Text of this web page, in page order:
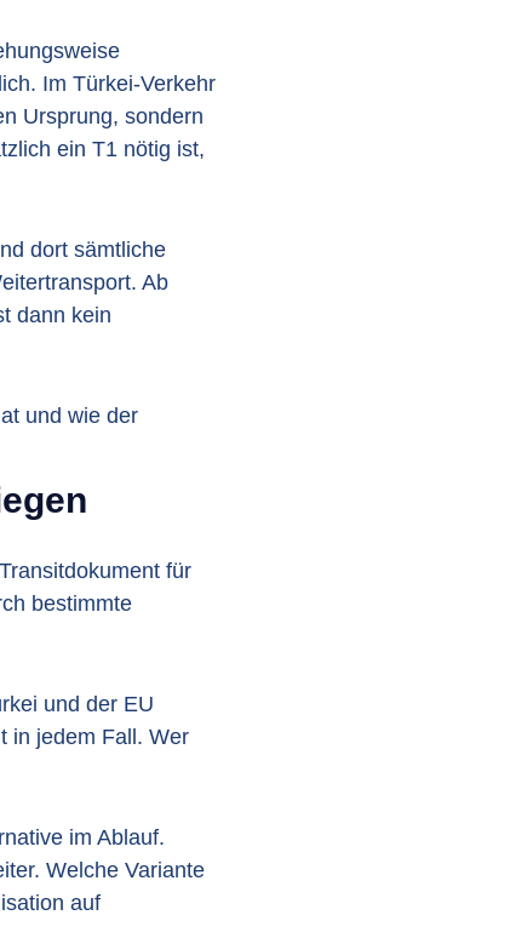
Im Türkei-Verkehr
Ursprung, sondern
ein T1 nötig ist,
dort sämtliche
Ab
dann kein
und wie der
für
bestimmte
und der EU
in jedem Fall. Wer
im Ablauf.
Welche Variante
auf